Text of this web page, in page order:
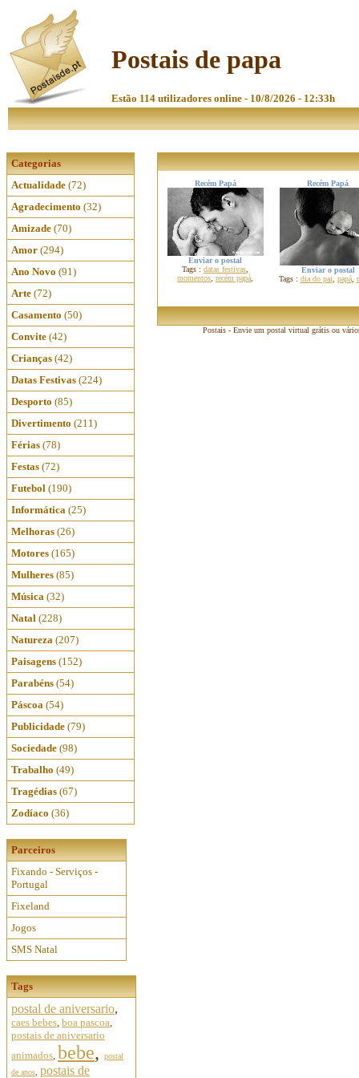
Postais de papa
Estão 114 utilizadores online - 10/8/2026 - 12:33h
Categorias
Actualidade (72)
Agradecimento (32)
Amizade (70)
Amor (294)
Ano Novo (91)
Arte (72)
Casamento (50)
Convite (42)
Crianças (42)
Datas Festivas (224)
Desporto (85)
Divertimento (211)
Férias (78)
Festas (72)
Futebol (190)
Informática (25)
Melhoras (26)
Motores (165)
Mulheres (85)
Música (32)
Natal (228)
Natureza (207)
Paisagens (152)
Parabéns (54)
Páscoa (54)
Publicidade (79)
Sociedade (98)
Trabalho (49)
Tragédias (67)
Zodíaco (36)
Parceiros
Fixando - Serviços -
Portugal
Fixeland
Jogos
SMS Natal
Tags
postal de aniversario,
caes bebes, boa pascoa,
postais de aniversario
animados, bebe,
postal
de anos postais de
Recém Papá
Enviar o postal
Tags : datas festivas
momentos recém papá
Recém Papá
Enviar o postal
Tags : dia do pai papá,
Postais - Envie um postal virtual grátis ou